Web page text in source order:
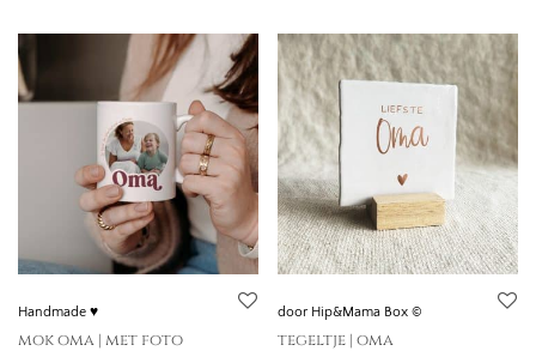
Handmade ♥
mok oma | met foto
door Hip&Mama Box ©
tegeltje | oma